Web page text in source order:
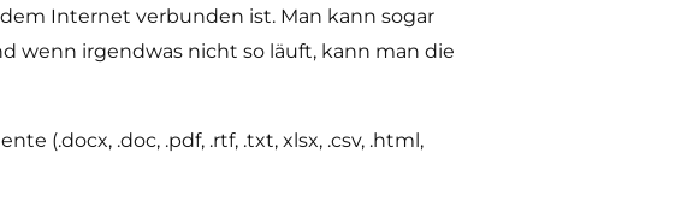
Internet verbunden ist. Man kann sogar
wenn irgendwas nicht so läuft, kann man die
(.docx, .doc, .pdf, .rtf, .txt, xlsx, .csv, .html,